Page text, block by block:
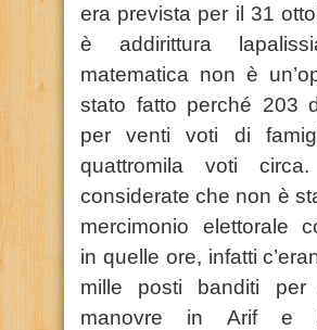
era prevista per il 31
è addirittura
matematica non è
stato fatto perché 203
per venti voti di
quattromila voti
considerate che non è
mercimonio elettorale
in quelle ore, infatti
mille posti banditi per
manovre in Arif e